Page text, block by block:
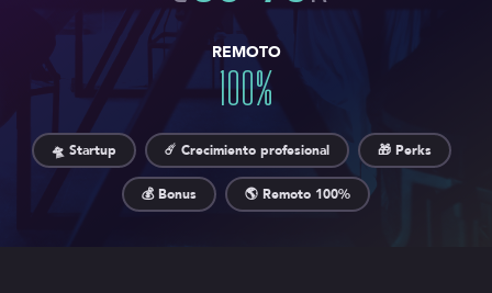
REMOTO
100%
🛸 Startup ☄️ Crecimiento profesional 🎁 Perks
💰 Bonus 🌎 Remoto 100%